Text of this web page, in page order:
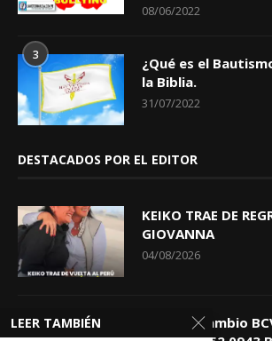
08/06/2022
3
¿Qué es el
la Biblia.
31/07/2022
DESTACADOS POR EL EDITOR
KEIKO TRAE DE
GIOVANNA
04/08/2026
Tasa de Cambio
LEER TAMBIÉN